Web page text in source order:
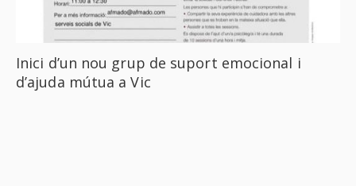
Inici d’un nou grup de suport emocional i
d’ajuda mútua a Vic